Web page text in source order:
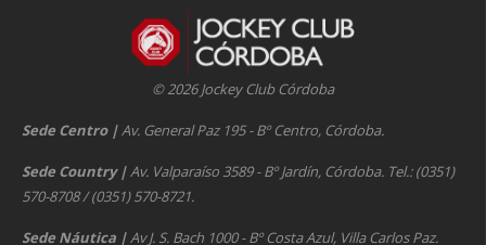
© 2026 Jockey Club Córdoba
Sede Centro |Av. General Paz 195 - Bº Centro, Córdoba.
Sede Country |Av. Valparaíso 3589 - Bº Jardín, Córdoba. Tel.: (0351)
570-8708 / (0351) 570-8721.
Sede Náutica |Av J. S. Bach 1000 - Bº Costa Azul, Villa Carlos Paz.